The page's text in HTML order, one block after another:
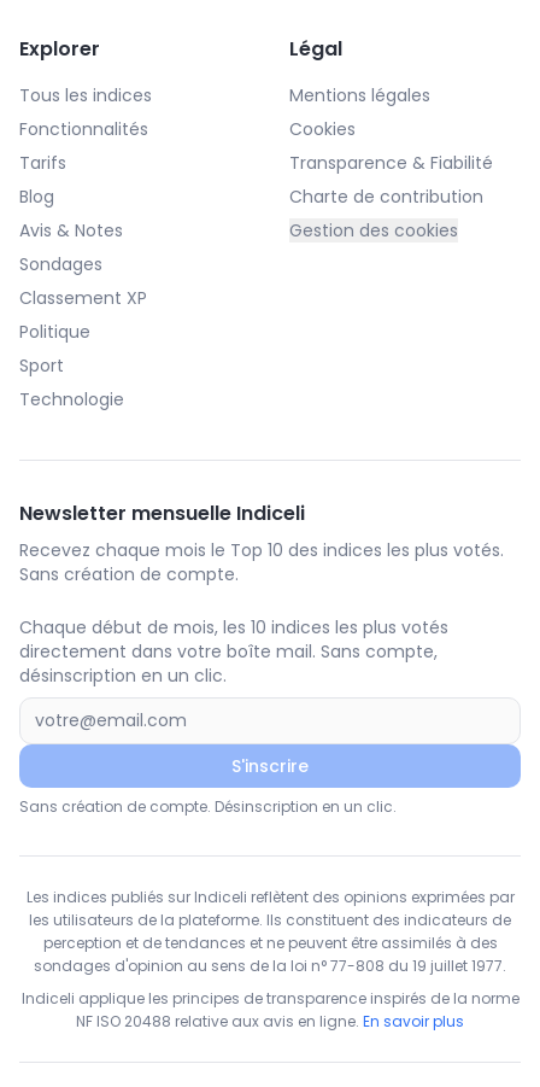
Explorer
Tous les indices
Fonctionnalités
Tarifs
Blog
Avis & Notes
Sondages
Classement XP
Politique
Sport
Technologie
Légal
Mentions légales
Cookies
Transparence & Fiabilité
Charte de contribution
Gestion des cookies
Newsletter mensuelle Indiceli
Recevez chaque mois le Top 10 des indices les plus votés.
Sans création de compte.
Chaque début de mois, les 10 indices les plus votés
directement dans votre boîte mail. Sans compte,
désinscription en un clic.
S'inscrire
Sans création de compte. Désinscription en un clic.
Les indices publiés sur Indiceli reflètent des opinions exprimées par
les utilisateurs de la plateforme. Ils constituent des indicateurs de
perception et de tendances et ne peuvent être assimilés à des
sondages d'opinion au sens de la loi n° 77-808 du 19 juillet 1977.
Indiceli applique les principes de transparence inspirés de la norme
NF ISO 20488 relative aux avis en ligne. En savoir plus